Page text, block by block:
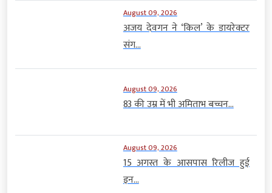
August 09, 2026
अजय देवगन ने ‘किल’ के डायरेक्टर
संग...
August 09, 2026
83 की उम्र में भी अमिताभ बच्चन...
August 09, 2026
15 अगस्त के आसपास रिलीज हुई
इन...